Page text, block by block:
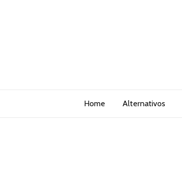
Home Alternativos